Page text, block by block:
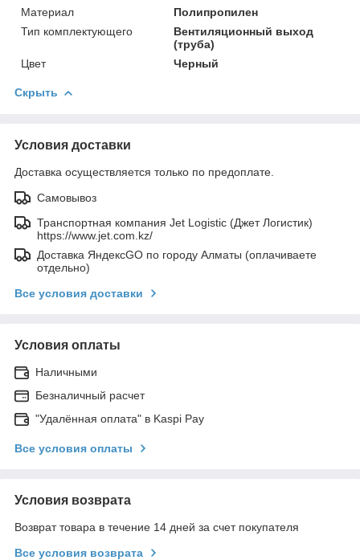
Материал
Полипропилен
Тип комплектующего
Вентиляционный выход
(труба)
Цвет
Черный
Скрыть
Условия доставки
Доставка осуществляется только по предоплате.
Самовывоз
Транспортная компания Jet Logistic (Джет Логистик)
https://www.jet.com.kz/
Доставка ЯндексGO по городу Алматы (оплачиваете
отдельно)
Все условия доставки
Условия оплаты
Наличными
Безналичный расчет
"Удалённая оплата" в Kaspi Pay
Все условия оплаты
Условия возврата
Возврат товара в течение 14 дней за счет покупателя
Все условия возврата